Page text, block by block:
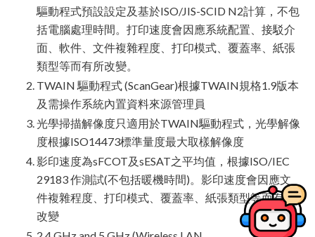
驅動程式預設設定及基於ISO/JIS-SCID N2計算，不包
括電腦處理時間。打印速度會因應系統配置、接駁介
面、軟件、文件複雜程度、打印模式、覆蓋率、紙張
類型等而有所改變。
TWAIN 驅動程式 (ScanGear)根據TWAIN規格1.9版本
及需操作系統內置資料來源管理員
光學掃描解像度只適用於TWAIN驅動程式，光學解像
度根據ISO14473標準量度最大取樣解像度
影印速度為sFCOT及sESAT之平均值，根據ISO/IEC
29183 作測試(不包括暖機時間)。影印速度會因應文
件複雜程度、打印模式、覆蓋率、紙張類型等而有所
改變